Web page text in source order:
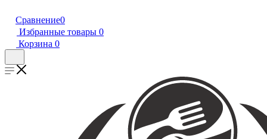
Сравнение0
Избранные товары 0
Корзина 0